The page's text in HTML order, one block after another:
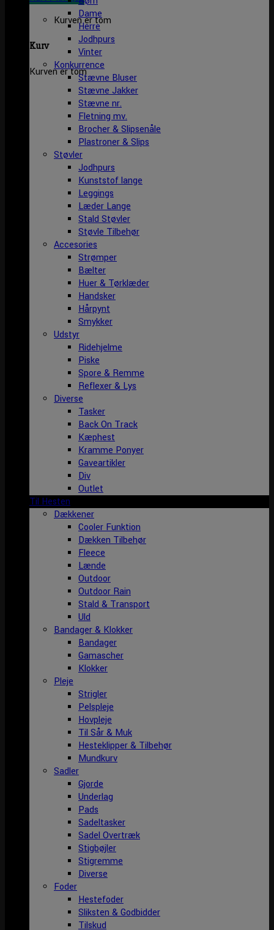
Kurven er tom
Kurv
Kurven er tom
Dame
Herre
Jodhpurs
Vinter
Konkurrence
Stævne Bluser
Stævne Jakker
Stævne nr.
Fletning mv.
Brocher & Slipsenåle
Plastroner & Slips
Støvler
Jodhpurs
Kunststof lange
Leggings
Læder Lange
Stald Støvler
Støvle Tilbehør
Accesories
Strømper
Bælter
Huer & Tørklæder
Handsker
Hårpynt
Smykker
Udstyr
Ridehjelme
Piske
Spore & Remme
Reflexer & Lys
Diverse
Tasker
Back On Track
Kæphest
Kramme Ponyer
Gaveartikler
Div
Outlet
Til Hesten
Dækkener
Cooler Funktion
Dækken Tilbehør
Fleece
Lænde
Outdoor
Outdoor Rain
Stald & Transport
Uld
Bandager & Klokker
Bandager
Gamascher
Klokker
Pleje
Strigler
Pelspleje
Hovpleje
Til Sår & Muk
Hesteklipper & Tilbehør
Mundkurv
Sadler
Gjorde
Underlag
Pads
Sadeltasker
Sadel Overtræk
Stigbøjler
Stigremme
Diverse
Foder
Hestefoder
Sliksten & Godbidder
Tilskud